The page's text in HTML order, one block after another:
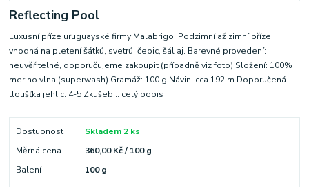
Reflecting Pool
Luxusní příze uruguayské firmy Malabrigo. Podzimní až zimní příze
vhodná na pletení šátků, svetrů, čepic, šál aj. Barevné provedení:
neuvěřitelné, doporučujeme zakoupit (případně viz foto) Složení: 100%
merino vlna (superwash) Gramáž: 100 g Návin: cca 192 m Doporučená
tloušťka jehlic: 4-5 Zkušeb... celý popis
Dostupnost
Skladem 2 ks
Měrná cena
360,00 Kč / 100 g
Balení
100 g